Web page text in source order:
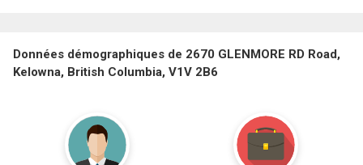
Données démographiques de 2670 GLENMORE RD Road,
Kelowna, British Columbia, V1V 2B6